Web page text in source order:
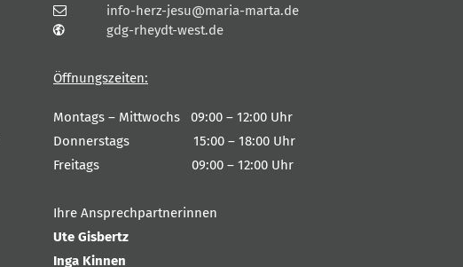
info-herz-jesu@maria-marta.de
gdg-rheydt-west.de
Öffnungszeiten:
Montags – Mittwochs 09:00 – 12:00 Uhr
Donnerstags 15:00 – 18:00 Uhr
Freitags 09:00 – 12:00 Uhr
Ihre Ansprechpartnerinnen
Ute Gisbertz
Inga Kinnen